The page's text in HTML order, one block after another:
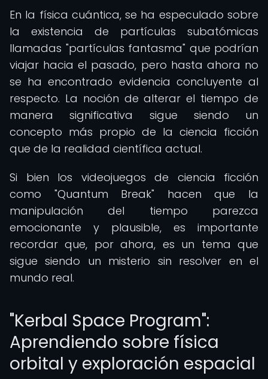
En la física cuántica, se ha especulado sobre
la existencia de partículas subatómicas
llamadas "partículas fantasma" que podrían
viajar hacia el pasado, pero hasta ahora no
se ha encontrado evidencia concluyente al
respecto. La noción de alterar el tiempo de
manera significativa sigue siendo un
concepto más propio de la ciencia ficción
que de la realidad científica actual.
Si bien los videojuegos de ciencia ficción
como "Quantum Break" hacen que la
manipulación del tiempo parezca
emocionante y plausible, es importante
recordar que, por ahora, es un tema que
sigue siendo un misterio sin resolver en el
mundo real.
"Kerbal Space Program":
Aprendiendo sobre física
orbital y exploración espacial